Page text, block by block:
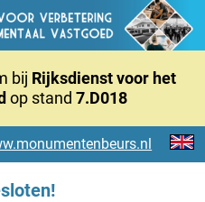
bij Rijksdienst voor het
op stand 7.D018